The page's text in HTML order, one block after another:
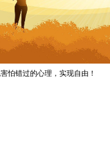
怕错过的心理，实现自由！